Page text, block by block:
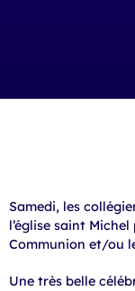
Samedi, les
l’église saint
Communion et/ou
Une très belle